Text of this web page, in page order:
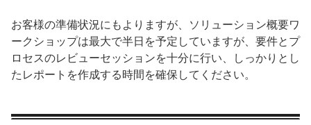
お客様の準備状況にもよりますが、ソリューション概要ワ
ークショップは最大で半日を予定していますが、要件とプ
ロセスのレビューセッションを十分に行い、しっかりとし
たレポートを作成する時間を確保してください。